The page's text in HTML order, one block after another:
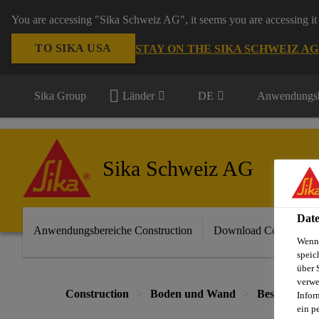
You are accessing "Sika Schweiz AG", it seems you are
TO SIKA USA STAY ON THE SIKA SCHWEIZ
Sika Group Länder DE
Sika Schweiz AG
Anwendungsbereiche Construction Download Center
Construction Boden und Wand
über
ein